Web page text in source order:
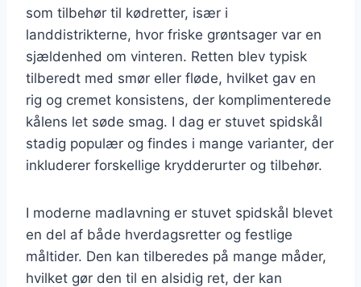
som tilbehør til kødretter, især i
landdistrikterne, hvor friske grøntsager var en
sjældenhed om vinteren. Retten blev typisk
tilberedt med smør eller fløde, hvilket gav en
rig og cremet konsistens, der komplimenterede
kålens let søde smag. I dag er stuvet spidskål
stadig populær og findes i mange varianter, der
inkluderer forskellige krydderurter og tilbehør.
I moderne madlavning er stuvet spidskål blevet
en del af både hverdagsretter og festlige
måltider. Den kan tilberedes på mange måder,
hvilket gør den til en alsidig ret, der kan